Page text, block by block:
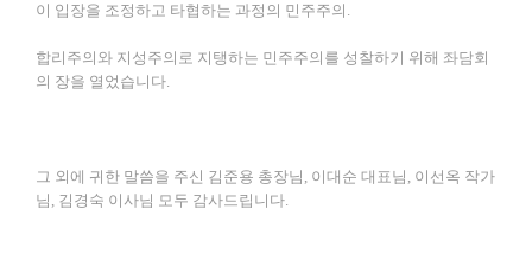
이 입장을 조정하고 타협하는 과정의 민주주의.
합리주의와 지성주의로 지탱하는 민주주의를 성찰하기 위해 좌담회
의 장을 열었습니다.
그 외에 귀한 말씀을 주신 김준용 총장님, 이대순 대표님, 이선옥 작가
님, 김경숙 이사님 모두 감사드립니다.